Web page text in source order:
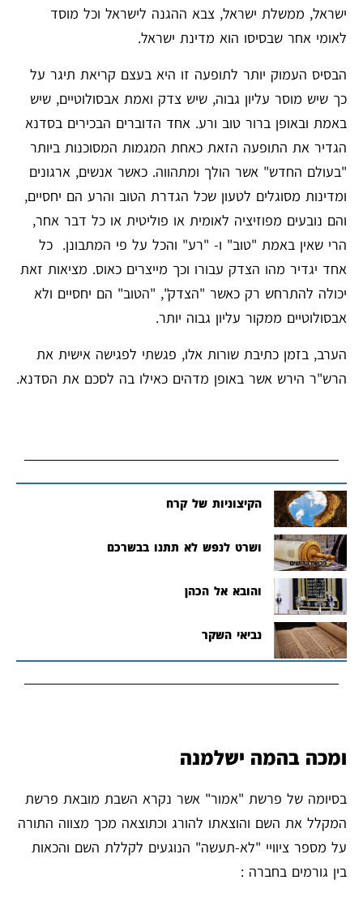
ישראל, ממשלת ישראל, צבא ההגנה לישראל וכל מוסד
לאומי אחר שבסיסו הוא מדינת ישראל.
הבסיס העמוק יותר לתופעה זו היא בעצם קריאת תיגר על
כך שיש מוסר עליון גבוה, שיש צדק ואמת אבסולוטיים, שיש
באמת ובאופן ברור טוב ורע. אחד הדוברים הבכירים בסדנא
הגדיר את התופעה הזאת כאחת המגמות המסוכנות ביותר
"בעולם החדש" אשר הולך ומתהווה. כאשר אנשים, ארגונים
ומדינות מסוגלים לטעון שכל הגדרת הטוב והרע הם יחסיים,
והם נובעים מפוזיציה לאומית או פוליטית או כל דבר אחר,
הרי שאין באמת "טוב" ו- "רע" והכל על פי המתבונן. כל
אחד יגדיר מהו הצדק עבורו וכך מייצרים כאוס. מציאות זאת
יכולה להתרחש רק כאשר "הצדק", "הטוב" הם יחסיים ולא
אבסולוטיים ממקור עליון גבוה יותר.
הערב, בזמן כתיבת שורות אלו, פגשתי לפגישה אישית את
הרש"ר הירש אשר באופן מדהים כאילו בה לסכם את הסדנא.
הקיצוניות של קרח
ושרט לנפש לא תתנו בבשרכם
והובא אל הכהן
נביאי השקר
ומכה בהמה ישלמנה
בסיומה של פרשת "אמור" אשר נקרא השבת מובאת פרשת
המקלל את השם והוצאתו להורג וכתוצאה מכך מצווה התורה
על מספר ציוויי "לא-תעשה" הנוגעים לקללת השם והכאות
בין גורמים בחברה :